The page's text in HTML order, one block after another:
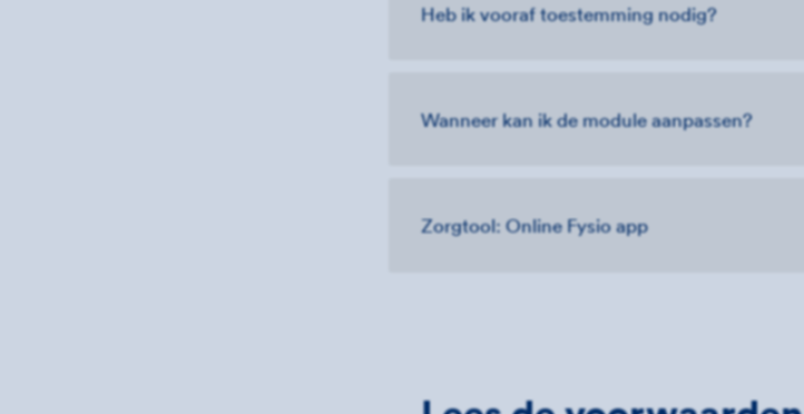
Heb ik vooraf toestemming nodig?
Wanneer kan ik de module aanpassen?
Zorgtool: Online Fysio app